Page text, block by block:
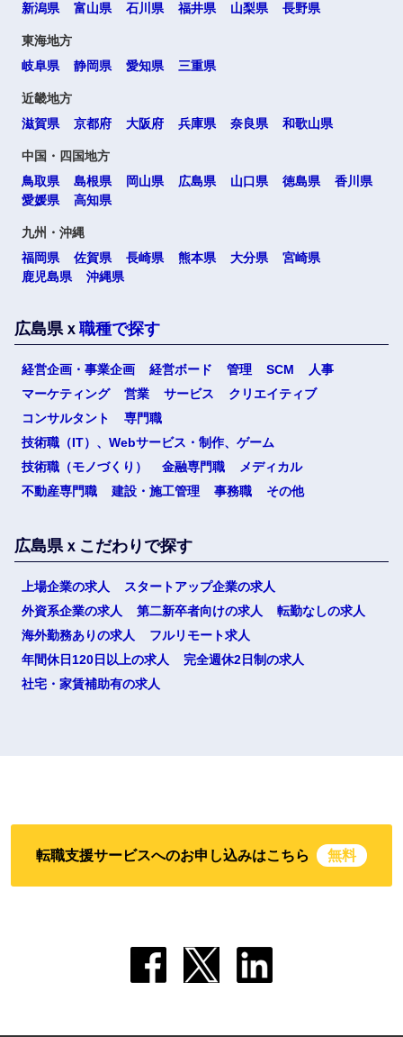
新潟県
富山県 石川県 福井県 山梨県 長野県
東海地方
岐阜県
静岡県 愛知県 三重県
近畿地方
滋賀県
京都府 大阪府 兵庫県 奈良県 和歌山県
中国・四国地方
鳥取県
島根県 岡山県 広島県 山口県 徳島県
香川県
愛媛県
高知県
九州・沖縄
福岡県
佐賀県 長崎県 熊本県 大分県
宮崎県
鹿児島県
沖縄県
広島県ｘ 職種で探す
経営企画・事業企画 経営ボード 管理 SCM
人事
マーケティング
営業 サービス
クリエイティブ
コンサルタント
専門職
技術職（IT）、Webサービス・制作、ゲーム
技術職（モノづくり）
金融専門職
メディカル
不動産専門職
建設・施工管理 事務職 その他
広島県ｘこだわりで探す
上場企業の求人
スタートアップ企業の求人
外資系企業の求人
第二新卒者向けの求人
転勤なしの求人
海外勤務ありの求人
フルリモート求人
年間休日120日以上の求人
完全週休2日制の求人
社宅・家賃補助有の求人
転職支援サービスへのお申し込みはこちら 無料